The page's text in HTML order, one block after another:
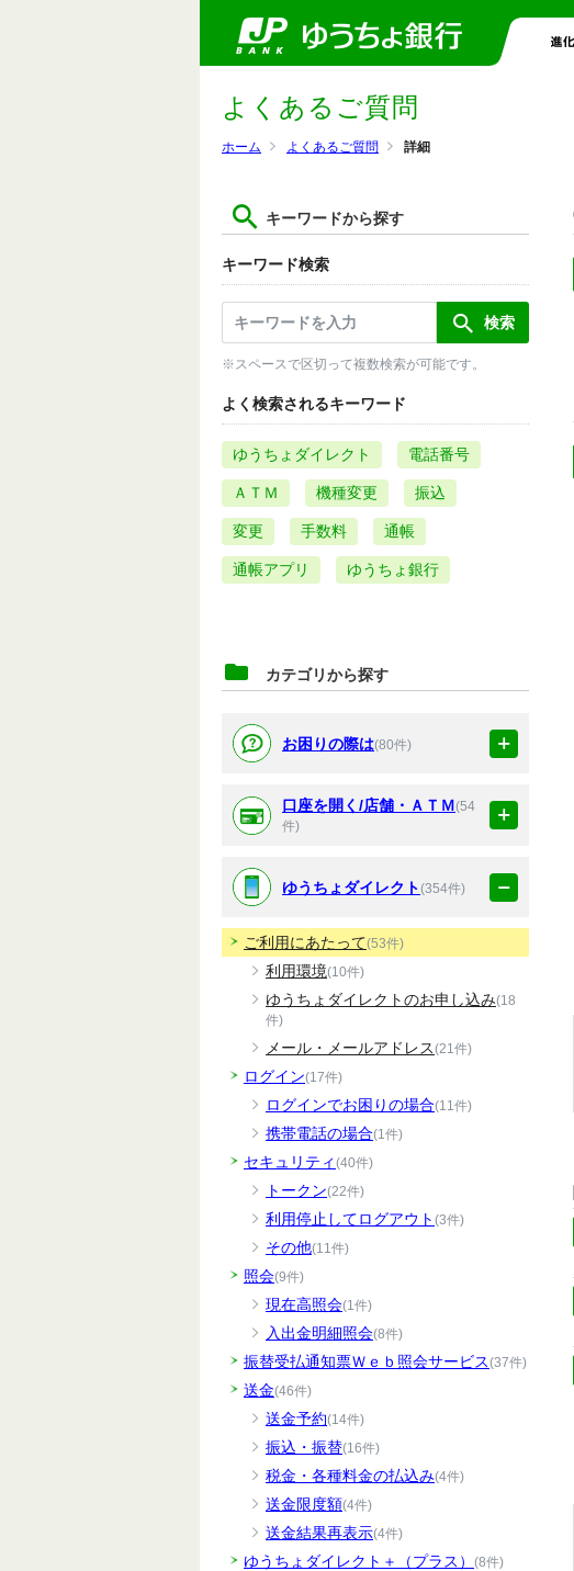
ホーム よくあるご質問 詳細
よくあるご質問
キーワードから探す
キーワード検索
※スペースで区切って複数検索が可能です。
よく検索されるキーワード
ゆうちょダイレクト 電話番号
ＡＴＭ 機種変更 振込
変更 手数料 通帳
通帳アプリ ゆうちょ銀行
カテゴリから探す
お困りの際は(80件)
口座を開く/店舗・ＡＴＭ(54
件)
ゆうちょダイレクト(354件)
ご利用にあたって(53件)
利用環境(10件)
ゆうちょダイレクトのお申し込み(18
件)
メール・メールアドレス(21件)
ログイン(17件)
ログインでお困りの場合(11件)
携帯電話の場合(1件)
セキュリティ (40件)
トークン(22件)
利用停止してログアウト (3件)
その他(11件)
照会(9件)
現在高照会(1件)
入出金明細照会(8件)
振替受払通知票Ｗｅｂ照会サービス(37件)
送金(46件)
送金予約(14件)
振込・振替(16件)
税金・各種料金の払込み(4件)
送金限度額(4件)
送金結果再表示(4件)
ゆうちょダイレクト＋（プラス） (8件)